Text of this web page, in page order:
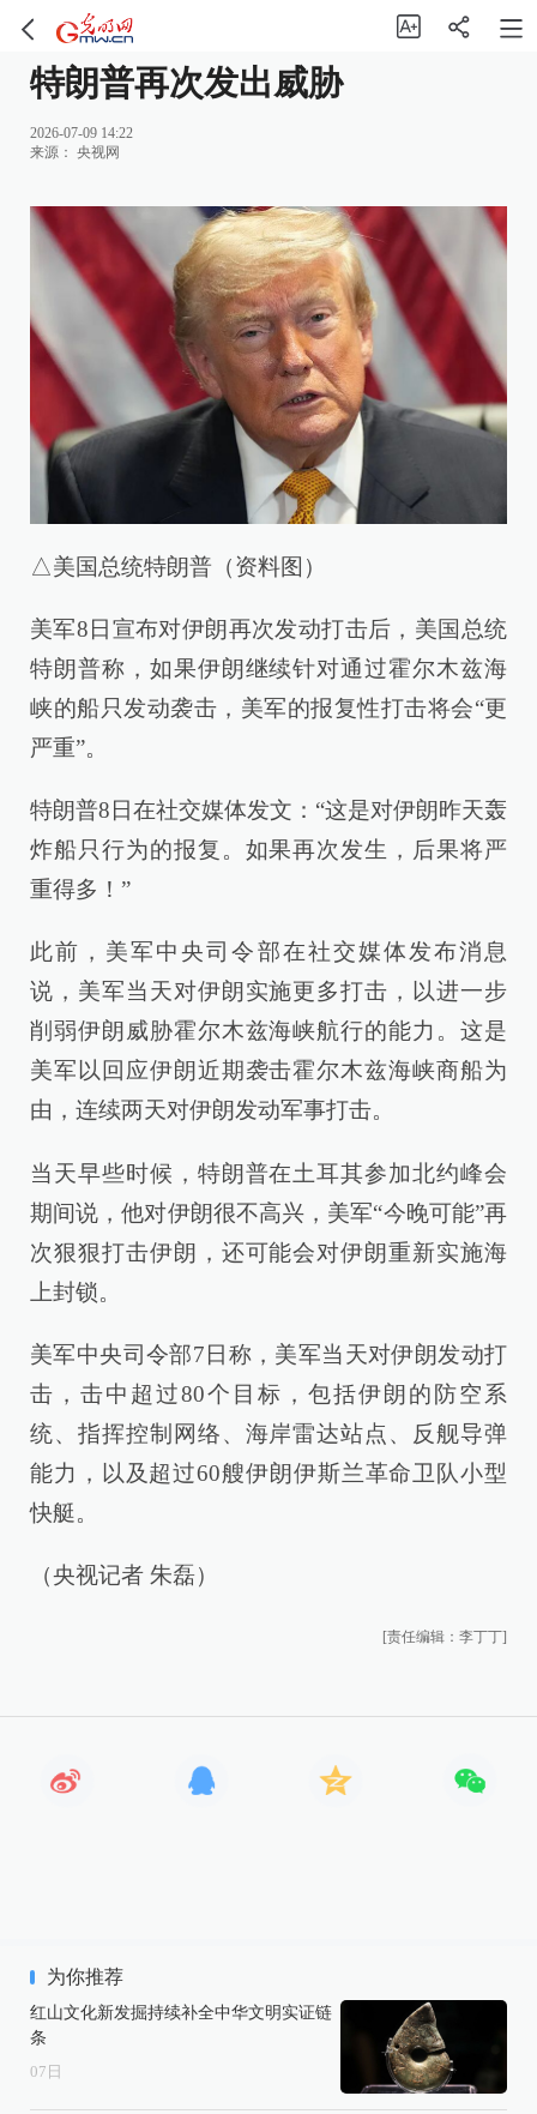
特朗普再次发出威胁
2026-07-09 14:22
来源： 央视网
△美国总统特朗普（资料图）
美军8日宣布对伊朗再次发动打击后，美国总统
特朗普称，如果伊朗继续针对通过霍尔木兹海
峡的船只发动袭击，美军的报复性打击将会“更
严重”。
特朗普8日在社交媒体发文：“这是对伊朗昨天轰
炸船只行为的报复。如果再次发生，后果将严
重得多！”
此前，美军中央司令部在社交媒体发布消息
说，美军当天对伊朗实施更多打击，以进一步
削弱伊朗威胁霍尔木兹海峡航行的能力。这是
美军以回应伊朗近期袭击霍尔木兹海峡商船为
由，连续两天对伊朗发动军事打击。
当天早些时候，特朗普在土耳其参加北约峰会
期间说，他对伊朗很不高兴，美军“今晚可能”再
次狠狠打击伊朗，还可能会对伊朗重新实施海
上封锁。
美军中央司令部7日称，美军当天对伊朗发动打
击，击中超过80个目标，包括伊朗的防空系
统、指挥控制网络、海岸雷达站点、反舰导弹
能力，以及超过60艘伊朗伊斯兰革命卫队小型
快艇。
（央视记者 朱磊）
[责任编辑：李丁丁]
为你推荐
红山文化新发掘持续补全中华文明实证链
条
07 日